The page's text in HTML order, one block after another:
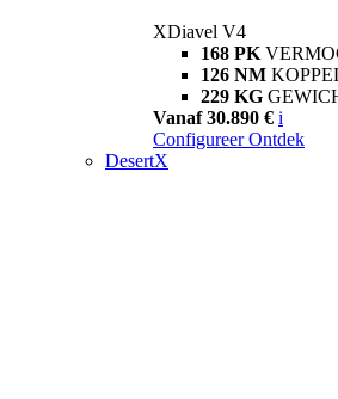
XDiavel V4
168 PK
126 NM
229 KG
Vanaf 30.890 € i
Configureer Ontdek
DesertX